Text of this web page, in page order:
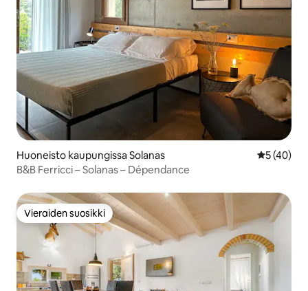
Huoneisto kaupungissa Solanas
5 (40)
B&B Ferricci – Solanas – Dépendance
Vieraiden suosikki
Vieraiden suosikki